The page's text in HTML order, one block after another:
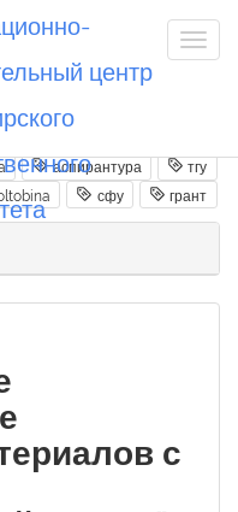
центр
аспирантура
тгу
сфу грант
с